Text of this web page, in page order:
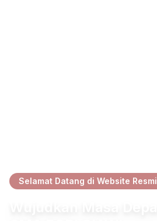
Selamat Datang di Website Resmi